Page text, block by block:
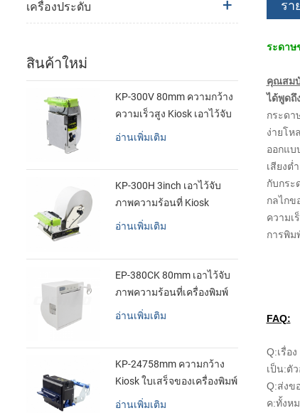
รา
ระดาษ
คุณสม
ได้พูดถึ
กระดา
ง่ายโห
ออกแบ
เสียงต่ำ
กับกระ
กลไกข
ความเ
การพิม
FAQ:
Q:เรื่อง
เป็น:ตั
Q:ส่งข
ค:ทั้งห
เครื่องประดับ
สินค้าใหม่
KP-300V 80mm ความกว้าง
ความเร็วสูง Kiosk เอาไว้จับ
ภาพความร้อนที่เครื่องพิมพ์
อ่านเพิ่มเติม
KP-300H 3inch เอาไว้จับ
ภาพความร้อนที่ Kiosk
เครื่องพิมพ์ศูนย์ควบคุม kde
อ่านเพิ่มเติม
EP-380CK 80mm เอาไว้จับ
ภาพความร้อนที่เครื่องพิมพ์
ด้วปิดล็อค
อ่านเพิ่มเติม
KP-24758mm ความกว้าง
Kiosk ใบเสร็จของเครื่องพิมพ์
อ่านเพิ่มเติม